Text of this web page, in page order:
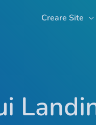
Creare Site